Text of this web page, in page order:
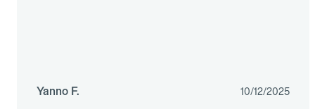
Yanno F. 10/12/2025